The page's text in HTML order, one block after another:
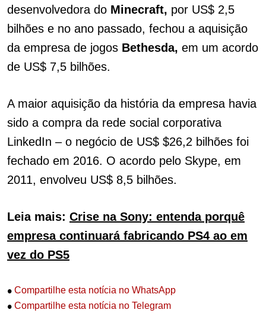
desenvolvedora do Minecraft, por US$ 2,5
bilhões e no ano passado, fechou a aquisição
da empresa de jogos Bethesda, em um acordo
de US$ 7,5 bilhões.
A maior aquisição da história da empresa havia
sido a compra da rede social corporativa
LinkedIn – o negócio de US$ $26,2 bilhões foi
fechado em 2016. O acordo pelo Skype, em
2011, envolveu US$ 8,5 bilhões.
Leia mais: Crise na Sony: entenda porquê
empresa continuará fabricando PS4 ao em
vez do PS5
• Compartilhe esta notícia no WhatsApp
• Compartilhe esta notícia no Telegram